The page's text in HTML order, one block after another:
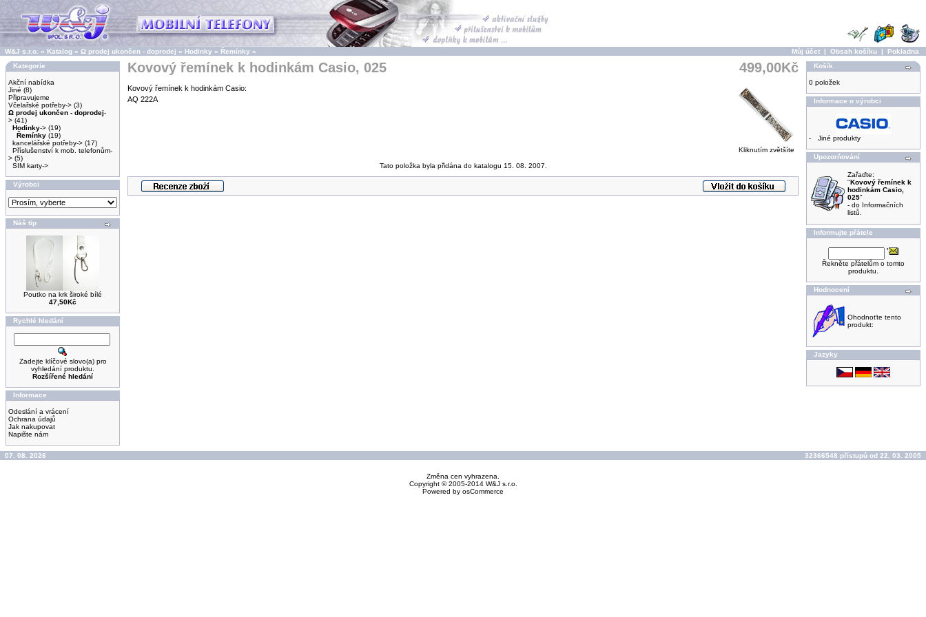
W&J s.r.o. » Katalog » Ω prodej ukončen - doprodej » Hodinky » Řemínky » Můj účet | Obsah košíku | Pokladna
Kategorie
Akční nabídka
Jiné (8)
Připravujeme
Včelařské potřeby-> (3)
Ω prodej ukončen - doprodej-
> (41)
Hodinky-> (19)
Řemínky (19)
kancelářské potřeby-> (17)
Příslušenství k mob. telefonům-
> (5)
SIM karty->
Výrobci
Náš tip
Poutko na krk široké bílé
47,50Kč
Rychlé hledání
Zadejte klíčové slovo(a) pro
vyhledání produktu.
Rozšířené hledání
Informace
Odeslání a vrácení
Ochrana údajů
Jak nakupovat
Napište nám
Kovový řemínek k hodinkám Casio, 025 499,00Kč
Kliknutím zvětšíte
Kovový řemínek k hodinkám Casio:
AQ 222A
Tato položka byla přidána do katalogu 15. 08. 2007.
Košík
0 položek
Informace o výrobci
- Jiné produkty
Upozorňování
Zařaďte:
"Kovový řemínek k
hodinkám Casio,
025"
- do Informačních
listů.
Informujte přátele
Řekněte přátelům o tomto
produktu.
Hodnocení
Ohodnoťte tento
produkt:
Jazyky
07. 08. 2026 32366548 přístupů od 22. 03. 2005
Změna cen vyhrazena.
Copyright © 2005-2014 W&J s.r.o.
Powered by osCommerce